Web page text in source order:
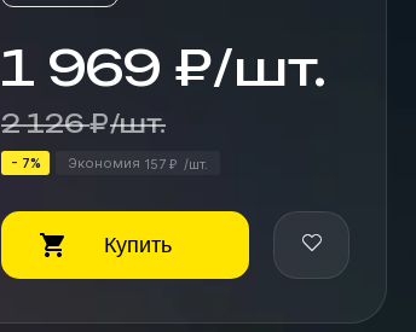
1 969 ₽/шт.
2 126 ₽/шт.
- 7% Экономия 157 ₽ /шт.
Купить